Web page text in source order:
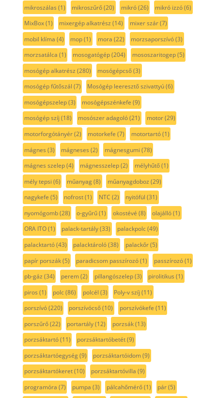
mikroszálas (1) mikroszűrő(20) mikró(26) mikró izzó(6)
MixBox(1) mixergép alkatrész (14) mixer szár(7)
mobil klíma (4) mop(1) mora (22) morzsaporszívó(3)
morzsatálca (1) mosogatógép(204) mososzaritogep(5)
mosógép alkatrész (280) mosógépcső(3)
mosógép fűtőszál (7) Mosógép leeresztő szivattyú(6)
mosógépszelep(3) mosógépszénkefe (9)
mosógép szíj (18) mosószer adagoló(21) motor(29)
motorforgótányér(2) motorkefe (7) motortartó(1)
mágnes (3) mágneses (2) mágnesgumi (78)
mágnes szelep(4) mágnesszelep(2) mélyhűtő(1)
mély tepsi (6) műanyag(8) műanyagdoboz (29)
nagykefe (5) nofrost(1) NTC (2) nyitófül (31)
nyomógomb(28) o-gyűrű(1) okostévé (8) olajálló(1)
ORA ITO(1) palack-tartály(33) palackpolc(49)
palacktartó(43) palacktároló(38) palackőr(5)
papír porszák(5) paradicsom passzírozó(1) passzírozó(1)
pb-gáz (34) perem(2) pillangószelep(3) pirolitikus (1)
piros (1) polc(86) polcél (3) Poly-v szíj (11)
porszívó(220) porszívócső(10) porszívókefe (11)
porszűrő(22) portartály(12) porzsák(13)
porzsáktartó(11) porzsáktartóbetét(9)
porzsáktartóegység(9) porzsáktartóidom(9)
porzsáktartókeret(10) porzsáktartóvilla (9)
programóra (7) pumpa (3) pálcahőmérő(1) pár(5)